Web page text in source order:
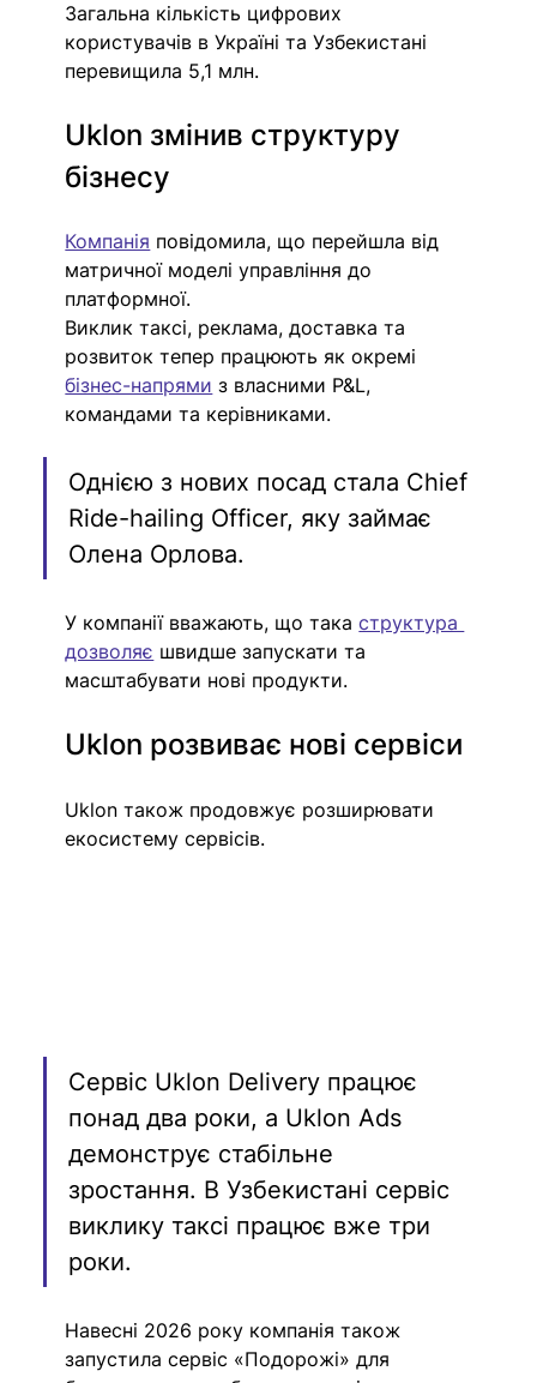
Загальна кількість цифрових
користувачів в Україні та Узбекистані
перевищила 5,1 млн.
Uklon змінив структуру
бізнесу
Компанія повідомила, що перейшла від
матричної моделі управління до
платформної.
Виклик таксі, реклама, доставка та
розвиток тепер працюють як окремі
бізнес-напрями з власними P&L,
командами та керівниками.
Однією з нових посад стала Chief
Ride-hailing Officer, яку займає
Олена Орлова.
У компанії вважають, що така структура
дозволяє швидше запускати та
масштабувати нові продукти.
Uklon розвиває нові сервіси
Uklon також продовжує розширювати
екосистему сервісів.
Сервіс Uklon Delivery працює
понад два роки, а Uklon Ads
демонструє стабільне
зростання. В Узбекистані сервіс
виклику таксі працює вже три
роки.
Навесні 2026 року компанія також
запустила сервіс «Подорожі» для